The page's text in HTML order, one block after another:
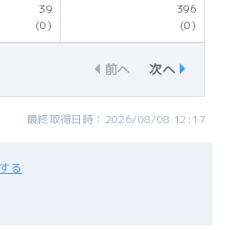
39
(0)
396
(0)
前へ 次へ
最終取得日時：2026/08/08 12:17
る